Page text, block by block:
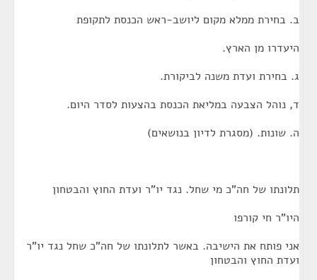
ב. בחירת ממלא מקום ליושב-ראש הכנסת לתקופת
היעדרו מן הארץ.
ג. בחירת ועדת משנה לביקורת.
ד, נוהל הצבעה במליאת הכנסת בהצעות לסדר היום.
ה. שונות. (מסגרת לדיון בנושאים)
תלונתו של חה"כ מי שחל. נגד יו"ר ועדת החוץ והבטחון
היו"ר חי קורפו
אני פותח את הישיבה. באשר לתלונתו של חה"כ שחל נגד יו"ר
ועדת החוץ והבטחון